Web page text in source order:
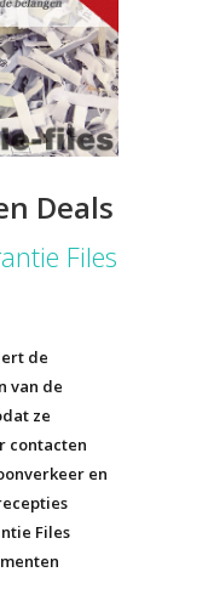
Deals
Files
de
van de
ze
contacten
en
Files